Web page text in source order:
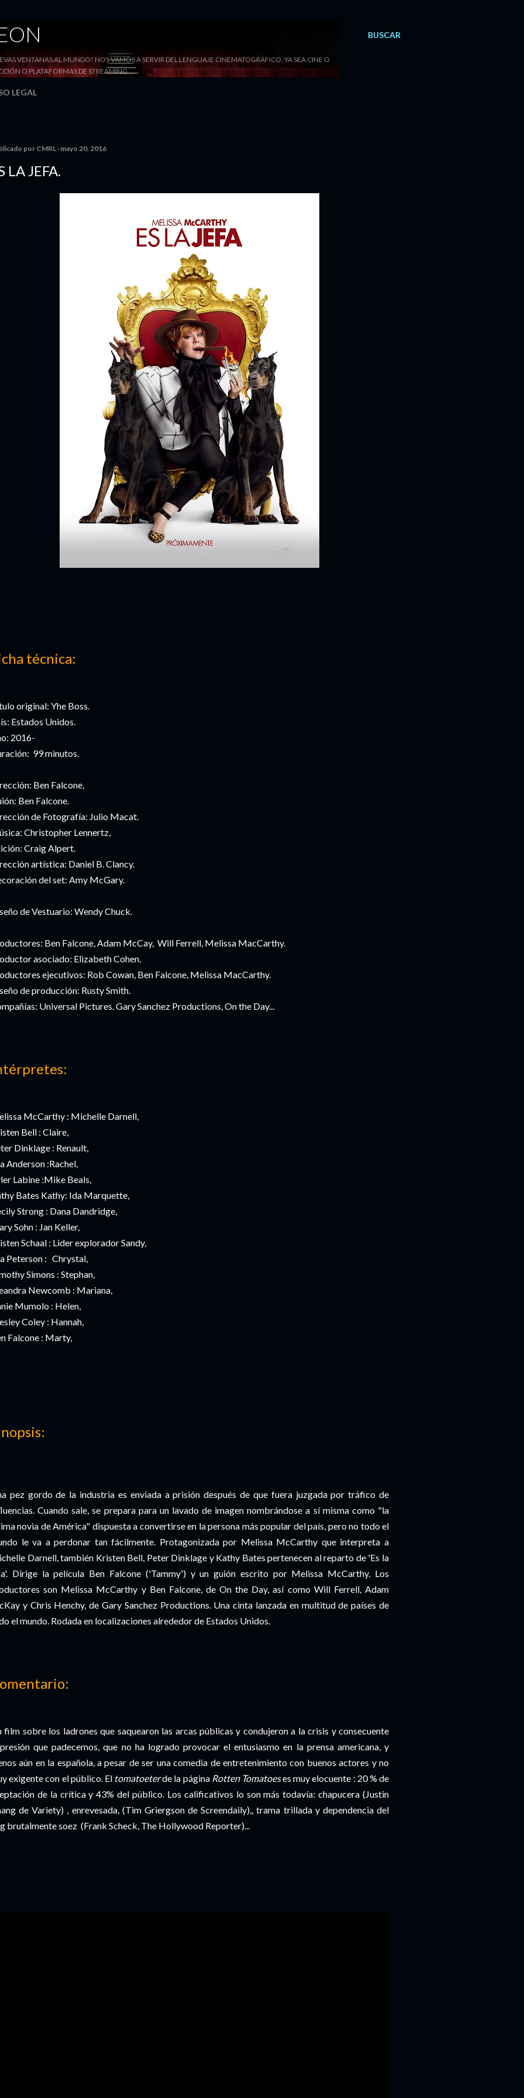
BUSCAR
VENTANAS AL MUNDO! NOS VAMOS A SERVIR DEL LENGUAJE CINEMATOGRÁFICO, YA SEA CINE O
O PLATAFORMAS DE STREAMING
LEGAL
porCMRL mayo 20, 2016
LA JEFA.
técnica:
original: Yhe Boss.
Estados Unidos.
2016-
99 minutos.
Ben Falcone,
Ben Falcone.
de Fotografía: Julio Macat.
Christopher Lennertz,
Craig Alpert.
artística: Daniel B. Clancy.
del set: Amy McGary.
de Vestuario: Wendy Chuck.
Ben Falcone, Adam McCay, Will Ferrell, Melissa MacCarthy.
asociado: Elizabeth Cohen.
ejecutivos: Rob Cowan, Ben Falcone, Melissa MacCarthy.
de producción: Rusty Smith.
Universal Pictures. Gary Sanchez Productions, On the Day...
McCarthy : Michelle Darnell,
Bell : Claire,
Dinklage : Renault,
Anderson :Rachel,
Labine :Mike Beals,
Bates Kathy: Ida Marquette,
Strong : Dana Dandridge,
Sohn : Jan Keller,
Schaal : Lider explorador Sandy,
Peterson : Chrystal,
Simons : Stephan,
Newcomb : Mariana,
Mumolo : Helen,
Coley : Hannah,
Falcone : Marty,
pez gordo de la industria es enviada a prisión después de que fuera juzgada por tráfico de
Cuando sale, se prepara para un lavado de imagen nombrándose a sí misma como "la
novia de América" dispuesta a convertirse en la persona más popular del país, pero no todo el
le va a perdonar tan fácilmente. Protagonizada por Melissa McCarthy que interpreta a
Darnell, también Kristen Bell, Peter Dinklage y Kathy Bates pertenecen al reparto de 'Es la
Dirige la película Ben Falcone ('Tammy') y un guión escrito por Melissa McCarthy. Los
son Melissa McCarthy y Ben Falcone, de On the Day, así como Will Ferrell, Adam
y Chris Henchy, de Gary Sanchez Productions. Una cinta lanzada en multitud de países de
el mundo. Rodada en localizaciones alrededor de Estados Unidos.
film sobre los ladrones que saquearon las arcas públicas y condujeron a la crisis y consecuente
que padecemos, que no ha logrado provocar el entusiasmo en la prensa americana, y
aún en la española, a pesar de ser una comedia de entretenimiento con buenos actores y no
exigente con el público. El tomatoeterde la página Rotten Tomatoeses muy elocuente : 20 % de
de la crítica y 43% del público. Los calificativos lo son más todavía: chapucera (Justin
de Variety) , enrevesada, (Tim Griergson de Screendaily),, trama trillada y dependencia del
brutalmente soez (Frank Scheck, The Hollywood Reporter)...